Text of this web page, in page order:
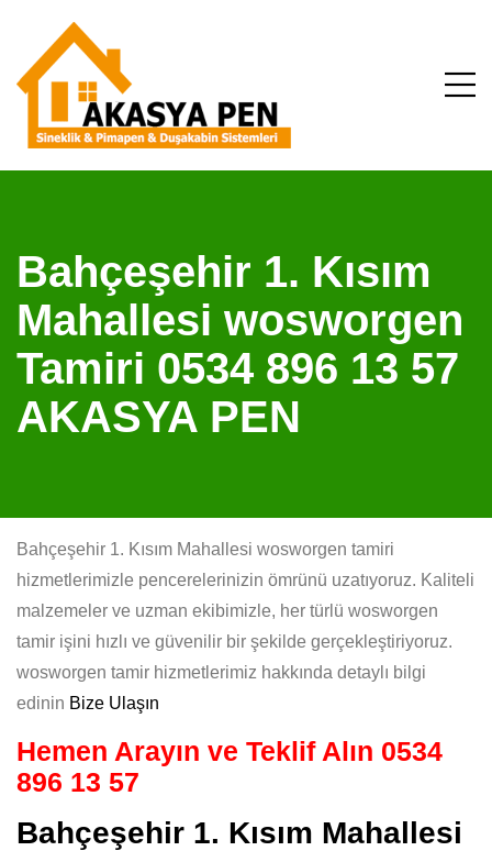
Bahçeşehir 1. Kısım
Mahallesi wosworgen
Tamiri 0534 896 13 57
AKASYA PEN
Bahçeşehir 1. Kısım Mahallesi wosworgen tamiri
hizmetlerimizle pencerelerinizin ömrünü uzatıyoruz. Kaliteli
malzemeler ve uzman ekibimizle, her türlü wosworgen
tamir işini hızlı ve güvenilir bir şekilde gerçekleştiriyoruz.
wosworgen tamir hizmetlerimiz hakkında detaylı bilgi
edinin Bize Ulaşın
Hemen Arayın ve Teklif Alın 0534
896 13 57
Bahçeşehir 1. Kısım Mahallesi